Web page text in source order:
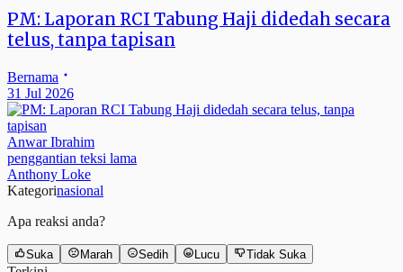
PM: Laporan RCI Tabung Haji didedah secara
telus, tanpa tapisan
Bernama
31 Jul 2026
Anwar Ibrahim
penggantian teksi lama
Anthony Loke
Kategorinasional
Apa reaksi anda?
Suka Marah Sedih Lucu Tidak Suka